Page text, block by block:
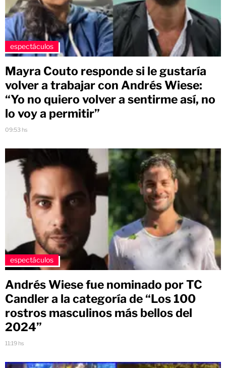
espectáculos
Mayra Couto responde si le gustaría
volver a trabajar con Andrés Wiese:
“Yo no quiero volver a sentirme así, no
lo voy a permitir”
09:53 hs
espectáculos
Andrés Wiese fue nominado por TC
Candler a la categoría de “Los 100
rostros masculinos más bellos del
2024”
11:19 hs